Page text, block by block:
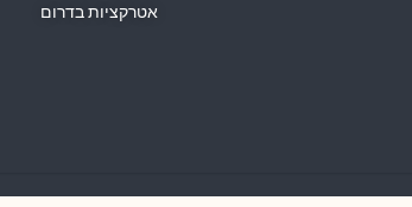
אטרקציות בדרום